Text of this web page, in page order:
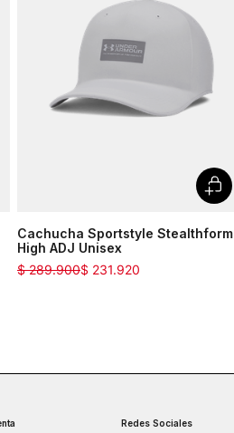
Cachucha Sportstyle Stealthform
High ADJ Unisex
$ 231.920
$ 289.900
Redes Sociales